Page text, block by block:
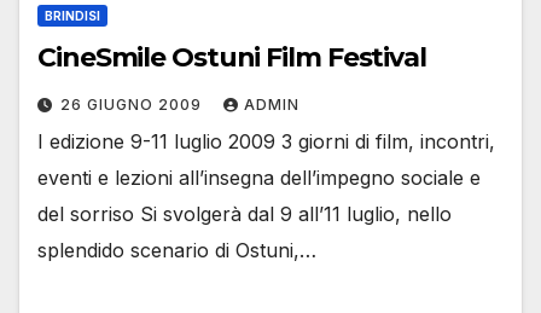
BRINDISI
CineSmile Ostuni Film Festival
26 GIUGNO 2009 ADMIN
I edizione 9-11 luglio 2009 3 giorni di film, incontri,
eventi e lezioni all’insegna dell’impegno sociale e
del sorriso Si svolgerà dal 9 all’11 luglio, nello
splendido scenario di Ostuni,…